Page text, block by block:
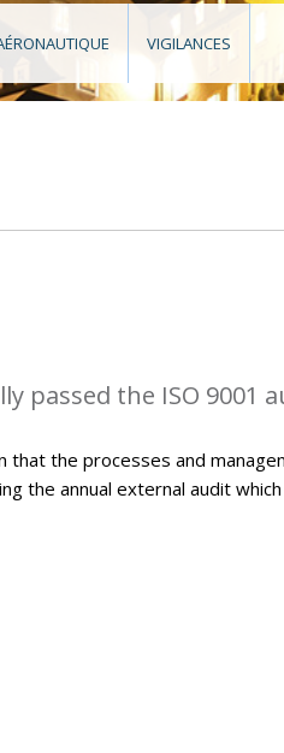
VIGILANCES
passed the ISO 9001
that the processes and
the annual external audit